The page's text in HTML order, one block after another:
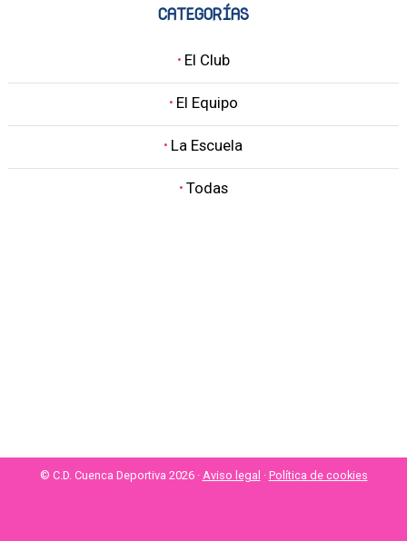
CATEGORÍAS
· El Club
· El Equipo
· La Escuela
· Todas
© C.D. Cuenca Deportiva 2026 · Aviso legal · Política de cookies